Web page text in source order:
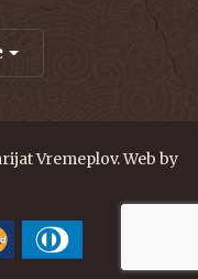
Vremeplov. Web by